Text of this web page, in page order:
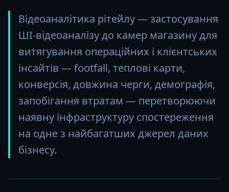
Відеоаналітика рітейлу — застосування
ШІ-відеоаналізу до камер магазину для
витягування операційних і клієнтських
інсайтів — footfall, теплові карти,
конверсія, довжина черги, демографія,
запобігання втратам — перетворюючи
наявну інфраструктуру спостереження
на одне з найбагатших джерел даних
бізнесу.